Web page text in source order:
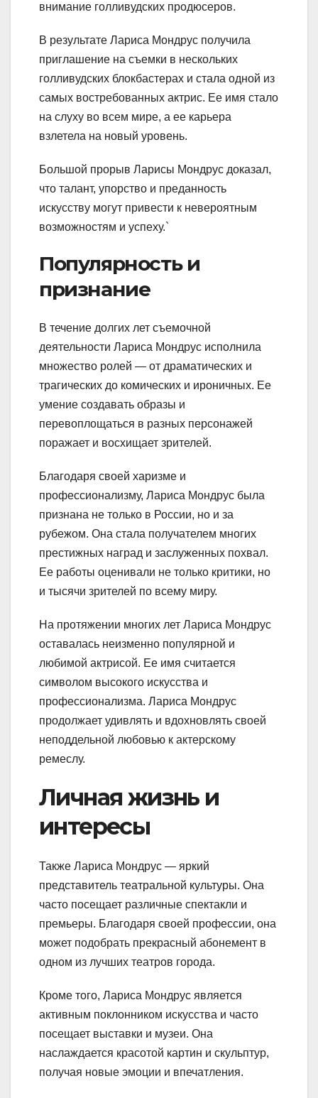
внимание голливудских продюсеров.
В результате Лариса Мондрус получила
приглашение на съемки в нескольких
голливудских блокбастерах и стала одной из
самых востребованных актрис. Ее имя стало
на слуху во всем мире, а ее карьера
взлетела на новый уровень.
Большой прорыв Ларисы Мондрус доказал,
что талант, упорство и преданность
искусству могут привести к невероятным
возможностям и успеху.`
Популярность и
признание
В течение долгих лет съемочной
деятельности Лариса Мондрус исполнила
множество ролей — от драматических и
трагических до комических и ироничных. Ее
умение создавать образы и
перевоплощаться в разных персонажей
поражает и восхищает зрителей.
Благодаря своей харизме и
профессионализму, Лариса Мондрус была
признана не только в России, но и за
рубежом. Она стала получателем многих
престижных наград и заслуженных похвал.
Ее работы оценивали не только критики, но
и тысячи зрителей по всему миру.
На протяжении многих лет Лариса Мондрус
оставалась неизменно популярной и
любимой актрисой. Ее имя считается
символом высокого искусства и
профессионализма. Лариса Мондрус
продолжает удивлять и вдохновлять своей
неподдельной любовью к актерскому
ремеслу.
Личная жизнь и
интересы
Также Лариса Мондрус — яркий
представитель театральной культуры. Она
часто посещает различные спектакли и
премьеры. Благодаря своей профессии, она
может подобрать прекрасный абонемент в
одном из лучших театров города.
Кроме того, Лариса Мондрус является
активным поклонником искусства и часто
посещает выставки и музеи. Она
наслаждается красотой картин и скульптур,
получая новые эмоции и впечатления.